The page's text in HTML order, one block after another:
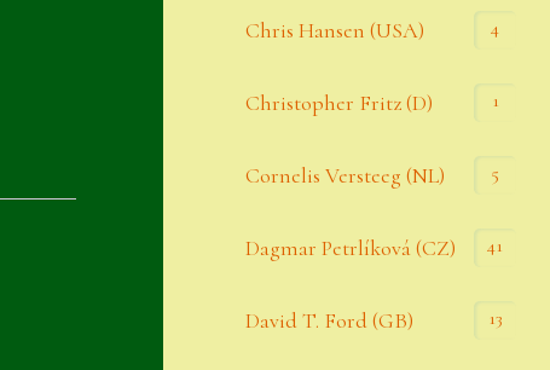
Comeback & Neuheiten
Chris Hansen (USA) 4
Christopher Fritz (D) 1
Cornelis Versteeg (NL) 5
Dagmar Petrlíková (CZ) 41
David T. Ford (GB) 13